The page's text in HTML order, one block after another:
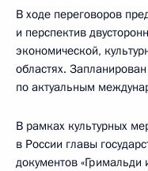
В ходе переговоров
и перспектив
экономической,
областях.
по актуальным
В рамках культурных
в России главы
документов